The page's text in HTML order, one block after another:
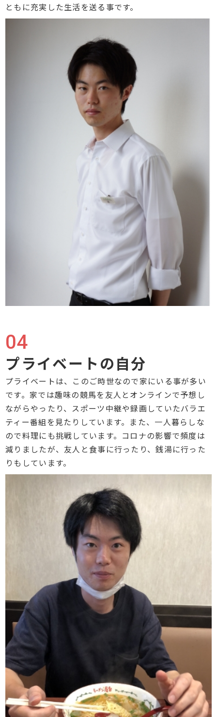
ともに充実した生活を送る事です。
04
プライベートの自分
プライベートは、このご時世なので家にいる事が多い
です。家では趣味の競馬を友人とオンラインで予想し
ながらやったり、スポーツ中継や録画していたバラエ
ティー番組を見たりしています。また、一人暮らしな
ので料理にも挑戦しています。コロナの影響で頻度は
減りましたが、友人と食事に行ったり、銭湯に行った
りもしています。